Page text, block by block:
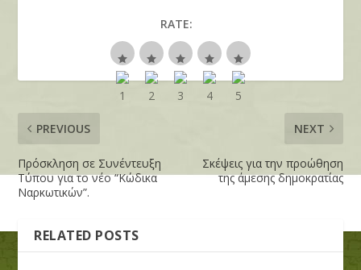
RATE:
PREVIOUS
Πρόσκληση σε Συνέντευξη
Τύπου για το νέο “Κώδικα
Ναρκωτικών”.
NEXT
Σκέψεις για την προώθηση
της άμεσης δημοκρατίας
RELATED POSTS